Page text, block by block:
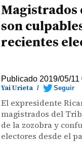
son
recientes
Publicado 2019/05/11
Yai Urieta / Seguir
El expresidente
magistrados del
de la zozobra y
electores desde el